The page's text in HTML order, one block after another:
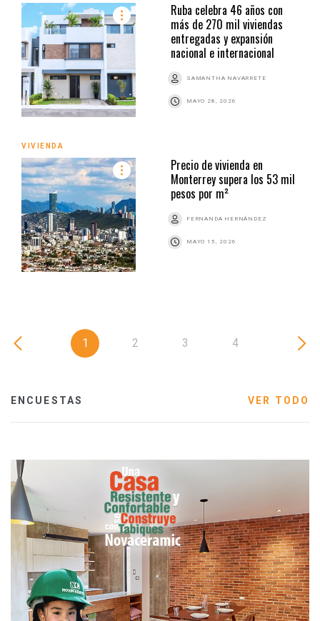
Ruba celebra 46 años con
más de 270 mil viviendas
entregadas y expansión
nacional e internacional
SAMANTHA NAVARRETE
MAYO 28, 2026
VIVIENDA
Precio de vivienda en
Monterrey supera los 53 mil
pesos por m²
FERNANDA HERNÁNDEZ
MAYO 15, 2026
1 2 3 4
ENCUESTAS VER TODO